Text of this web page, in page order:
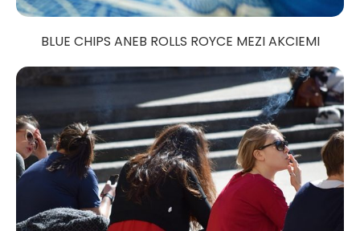
BLUE CHIPS ANEB ROLLS ROYCE MEZI AKCIEMI